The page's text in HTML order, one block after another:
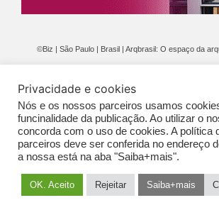
©Biz | São Paulo | Brasil | Arqbrasil: O espaço da
GERAIS DE PUBLICAÇÃO (CGP
Privacidade e cookies
Nós e os nossos parceiros usamos
funcinalidade da publicação. Ao utilizar o
concorda com o uso de cookies. A política
parceiros deve ser conferida no endereço
a nossa está na aba "Saiba+mais".
OK. Aceito Rejeitar Saiba+mais